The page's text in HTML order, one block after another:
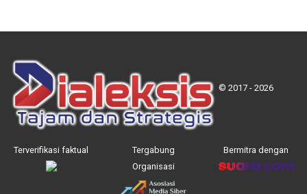
© 2017 - 2026
Terverifikasi faktual
Tergabung
Organisasi
Bermitra dengan